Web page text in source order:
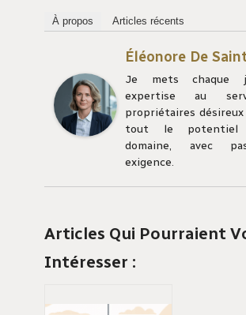
À propos Articles récents
Éléonore De
Je mets chaque
expertise au
propriétaires
tout le
domaine, avec
exigence.
Articles Qui Pourraient
Intéresser :